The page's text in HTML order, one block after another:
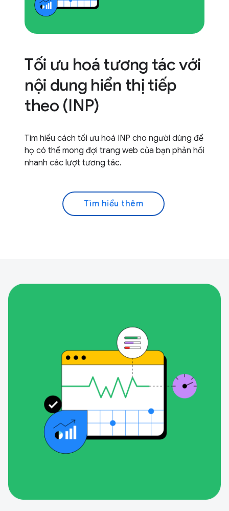
Tối ưu hoá tương tác với
nội dung hiển thị tiếp
theo (INP)
Tìm hiểu cách tối ưu hoá INP cho người dùng để
họ có thể mong đợi trang web của bạn phản hồi
nhanh các lượt tương tác.
Tìm hiểu thêm